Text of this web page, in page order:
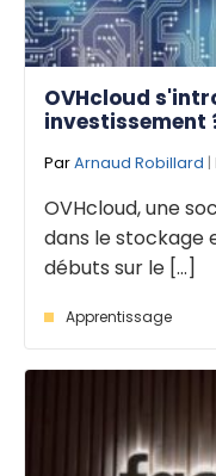
OVHcloud
investissement
ParArnaud Robillard |
OVHcloud, une
dans le stockage
débuts sur le [...]
Apprentissage